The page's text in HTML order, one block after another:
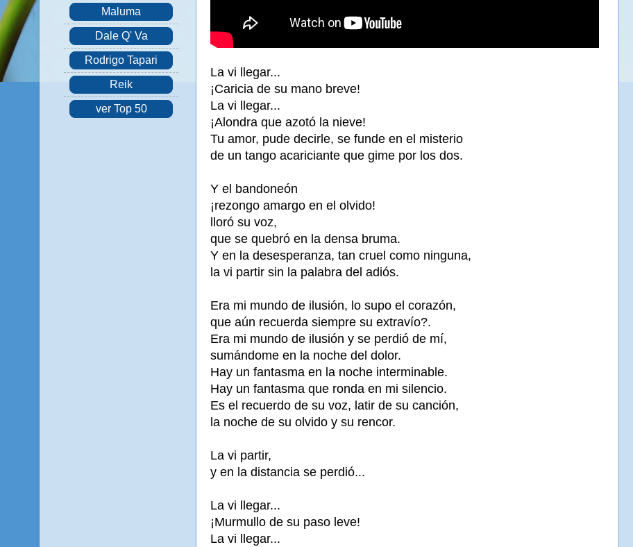
La vi llegar...
¡Caricia de su mano breve!
La vi llegar...
¡Alondra que azotó la nieve!
Tu amor, pude decirle, se funde en el misterio
de un tango acariciante que gime por los dos.
Y el bandoneón
¡rezongo amargo en el olvido!
lloró su voz,
que se quebró en la densa bruma.
Y en la desesperanza, tan cruel como ninguna,
la vi partir sin la palabra del adiós.
Era mi mundo de ilusión, lo supo el corazón,
que aún recuerda siempre su extravío?.
Era mi mundo de ilusión y se perdió de mí,
sumándome en la noche del dolor.
Hay un fantasma en la noche interminable.
Hay un fantasma que ronda en mi silencio.
Es el recuerdo de su voz, latir de su canción,
la noche de su olvido y su rencor.
La vi partir,
y en la distancia se perdió...
La vi llegar...
¡Murmullo de su paso leve!
La vi llegar...
Maluma
Dale Q' Va
Rodrigo Tapari
Reik
ver Top 50